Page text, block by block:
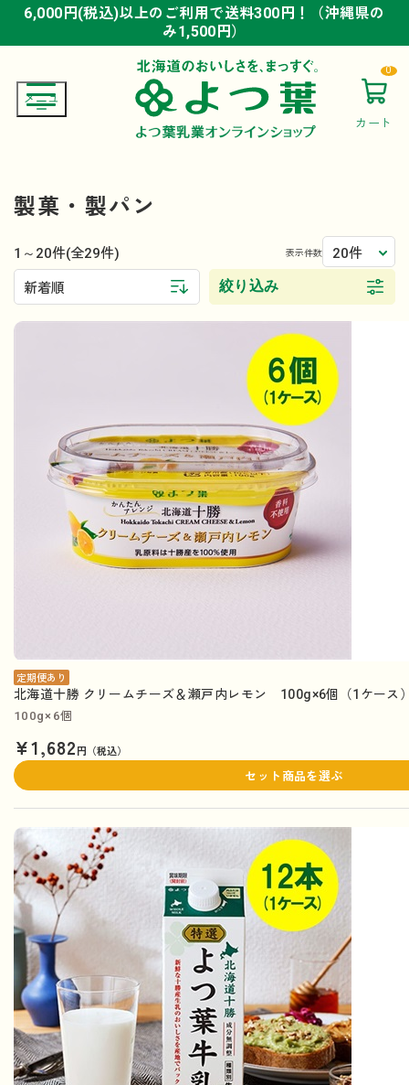
6,000円(税込)以上のご利用で送料300円！（沖縄県の
み1,500円）
6,000円(税込)以上のご利用で送料300円！（沖縄県の
み1,500円）
6,000円(税込)以上のご利用で送料300円！（沖縄県の
み1,500円）
カート
0
製菓・製パン
1～20件(全29件) 表示件数 20件
新着順 絞り込み
定期便あり
北海道十勝 クリームチーズ＆瀬戸内レモン 100g×6個（1ケース
100g×6個
¥1,682円（税込）
セット商品を選ぶ